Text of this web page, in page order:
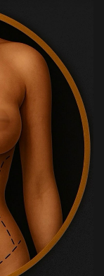
Cerrahisi